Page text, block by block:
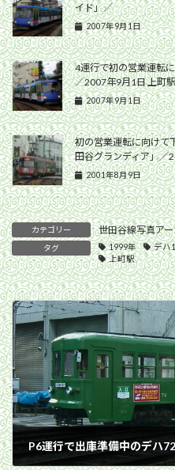
イド」／
2007年9月1日
4運行で初の営業運転
／2007年9月1日 上町駅
2007年9月1日
初の営業運転に向けて
田谷グランディア」／
2001年8月9日
カテゴリー 世田谷線写真ア
タグ 1999年 デハ
上町駅
P6運行で出庫準備中のデハ